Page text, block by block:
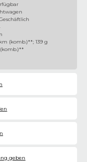
(komb.)**; 139 g
geben